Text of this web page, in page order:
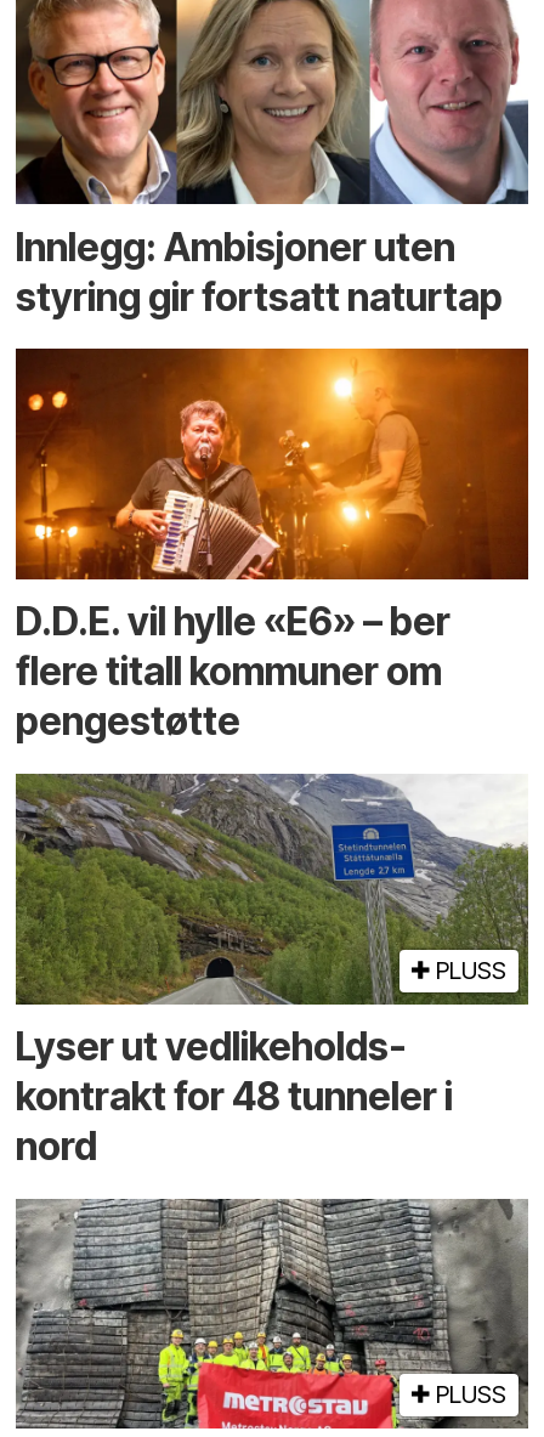
Innlegg: Ambisjoner uten
styring gir fortsatt naturtap
D.D.E. vil hylle «E6» – ber
flere titall kommuner om
pengestøtte
PLUSS
Lyser ut vedlikeholds­
kontrakt for 48 tunneler i
nord
PLUSS